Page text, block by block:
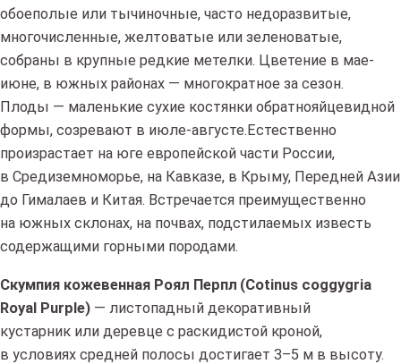
обоеполые или тычиночные, часто недоразвитые,
многочисленные, желтоватые или зеленоватые,
собраны в крупные редкие метелки. Цветение в мае-
июне, в южных районах — многократное за сезон.
Плоды — маленькие сухие костянки обратнояйцевидной
формы, созревают в июле-августе.Естественно
произрастает на юге европейской части России,
в Средиземноморье, на Кавказе, в Крыму, Передней Азии
до Гималаев и Китая. Встречается преимущественно
на южных склонах, на почвах, подстилаемых известь
содержащими горными породами.
Скумпия кожевенная Роял Перпл(Cotinus coggygria
Royal Purple) — листопадный декоративный
кустарник или деревце с раскидистой кроной,
в условиях средней полосы достигает 3–5 м в высоту.